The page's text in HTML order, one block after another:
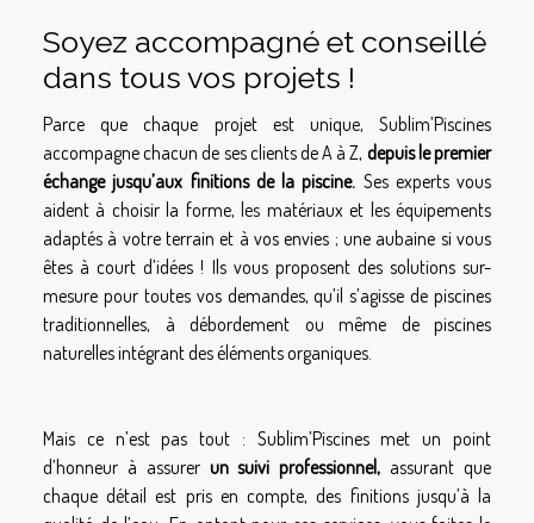
Soyez accompagné et conseillé
dans tous vos projets !
Parce que chaque projet est unique, Sublim’Piscines
accompagne chacun de ses clients de A à Z, depuis le premier
échange jusqu’aux finitions de la piscine. Ses experts vous
aident à choisir la forme, les matériaux et les équipements
adaptés à votre terrain et à vos envies ; une aubaine si vous
êtes à court d’idées ! Ils vous proposent des solutions sur-
mesure pour toutes vos demandes, qu’il s’agisse de piscines
traditionnelles, à débordement ou même de piscines
naturelles intégrant des éléments organiques.
Mais ce n’est pas tout : Sublim’Piscines met un point
d’honneur à assurer un suivi professionnel, assurant que
chaque détail est pris en compte, des finitions jusqu’à la